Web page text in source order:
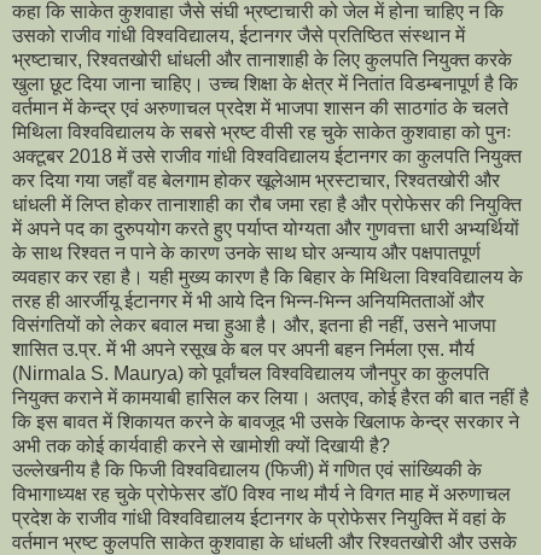
कहा कि साकेत कुशवाहा जैसे संघी भ्रष्टाचारी को जेल में होना चाहिए न कि
उसको राजीव गांधी विश्वविद्यालय, ईटानगर जैसे प्रतिष्ठित संस्थान में
भ्रष्टाचार, रिश्वतखोरी धांधली और तानाशाही के लिए कुलपति नियुक्त करके
खुला छूट दिया जाना चाहिए। उच्च शिक्षा के क्षेत्र में नितांत विडम्बनापूर्ण है कि
वर्तमान में केन्द्र एवं अरुणाचल प्रदेश में भाजपा शासन की साठगांठ के चलते
मिथिला विश्वविद्यालय के सबसे भ्रष्ट वीसी रह चुके साकेत कुशवाहा को पुनः
अक्टूबर 2018 में उसे राजीव गांधी विश्वविद्यालय ईटानगर का कुलपति नियुक्त
कर दिया गया जहाँ वह बेलगाम होकर खूलेआम भ्रस्टाचार, रिश्वतखोरी और
धांधली में लिप्त होकर तानाशाही का रौब जमा रहा है और प्रोफेसर की नियुक्ति
में अपने पद का दुरुपयोग करते हुए पर्याप्त योग्यता और गुणवत्ता धारी अभ्यर्थियों
के साथ रिश्वत न पाने के कारण उनके साथ घोर अन्याय और पक्षपातपूर्ण
व्यवहार कर रहा है। यही मुख्य कारण है कि बिहार के मिथिला विश्वविद्यालय के
तरह ही आरर्जीयू ईटानगर में भी आये दिन भिन्न-भिन्न अनियमितताओं और
विसंगतियों को लेकर बवाल मचा हुआ है। और, इतना ही नहीं, उसने भाजपा
शासित उ.प्र. में भी अपने रसूख के बल पर अपनी बहन निर्मला एस. मौर्य
(Nirmala S. Maurya) को पूर्वांचल विश्वविद्यालय जौनपुर का कुलपति
नियुक्त कराने में कामयाबी हासिल कर लिया। अतएव, कोई हैरत की बात नहीं है
कि इस बावत में शिकायत करने के बावजूद भी उसके खिलाफ केन्द्र सरकार ने
अभी तक कोई कार्यवाही करने से खामोशी क्यों दिखायी है?
उल्लेखनीय है कि फिजी विश्वविद्यालय (फिजी) में गणित एवं सांख्यिकी के
विभागाध्यक्ष रह चुके प्रोफेसर डॉ0 विश्व नाथ मौर्य ने विगत माह में अरुणाचल
प्रदेश के राजीव गांधी विश्वविद्यालय ईटानगर के प्रोफेसर नियुक्ति में वहां के
वर्तमान भ्रष्ट कुलपति साकेत कुशवाहा के धांधली और रिश्वतखोरी और उसके